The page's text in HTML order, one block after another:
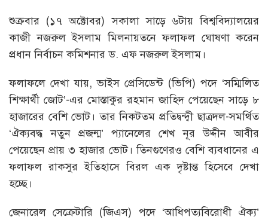
শুক্রবার (১৭ অক্টোবর) সকালা সাড়ে ৬টায় বিশ্ববিদ্যালয়ের
কাজী নজরুল ইসলাম মিলনায়তনে ফলাফল ঘোষণা করেন
প্রধান নির্বাচন কমিশনার ড. এফ নজরুল ইসলাম।
ফলাফলে দেখা যায়, ভাইস প্রেসিডেন্ট (ভিপি) পদে ‘সম্মিলিত
শিক্ষার্থী জোট’-এর মোস্তাকুর রহমান জাহিদ পেয়েছেন সাড়ে ৮
হাজারের বেশি ভোট। তার নিকটতম প্রতিদ্বন্দ্বী ছাত্রদল-সমর্থিত
‘ঐক্যবদ্ধ নতুন প্রজন্ম’ প্যানেলের শেখ নূর উদ্দীন আবীর
পেয়েছেন প্রায় ৩ হাজার ভোট। তিনগুণেরও বেশি ব্যবধানের এ
ফলাফল রাকসুর ইতিহাসে বিরল এক দৃষ্টান্ত হিসেবে দেখা
হচ্ছে।
জেনারেল সেক্রেটারি (জিএস) পদে ‘আধিপত্যবিরোধী ঐক্য’